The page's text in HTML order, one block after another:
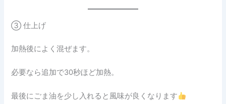
③ 仕上げ
加熱後によく混ぜます。
必要なら追加で30秒ほど加熱。
最後にごま油を少し入れると風味が良くなります